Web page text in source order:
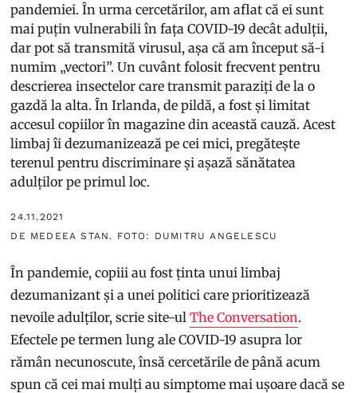
pandemiei. În urma cercetărilor, am aflat că ei sunt
mai puțin vulnerabili în fața COVID-19 decât adulții,
dar pot să transmită virusul, așa că am început să-i
numim „vectori”. Un cuvânt folosit frecvent pentru
descrierea insectelor care transmit paraziți de la o
gazdă la alta. În Irlanda, de pildă, a fost și limitat
accesul copiilor în magazine din această cauză. Acest
limbaj îi dezumanizează pe cei mici, pregătește
terenul pentru discriminare și așază sănătatea
adulților pe primul loc.
24.11.2021
DE MEDEEA STAN. FOTO: DUMITRU ANGELESCU
În pandemie, copiii au fost ținta unui limbaj
dezumanizant și a unei politici care prioritizează
nevoile adulților, scrie site-ulThe Conversation.
Efectele pe termen lung ale COVID-19 asupra lor
rămân necunoscute, însă cercetările de până acum
spun că cei mai mulți au simptome mai ușoare dacă se